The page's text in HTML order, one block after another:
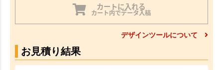
カートに入れる
カート内でデータ入稿
デザインツールについて
お見積り結果